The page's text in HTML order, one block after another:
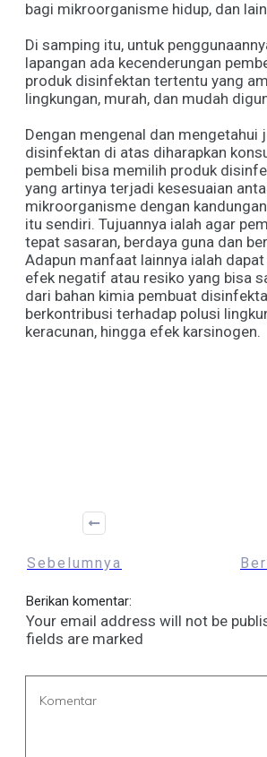
bagi mikroorganisme hidup, dan
Di samping itu, untuk
lapangan ada kecenderungan
produk disinfektan tertentu yang
lingkungan, murah, dan mudah
Dengan mengenal dan mengetahui
disinfektan di atas diharapkan
pembeli bisa memilih produk
yang artinya terjadi kesesuaian
mikroorganisme dengan
itu sendiri. Tujuannya ialah agar
tepat sasaran, berdaya guna dan
Adapun manfaat lainnya ialah
efek negatif atau resiko yang bisa
dari bahan kimia pembuat
berkontribusi terhadap polusi
keracunan, hingga efek karsinogen.
Sebelumnya
Berikan komentar:
Your email address will not be
fields are marked